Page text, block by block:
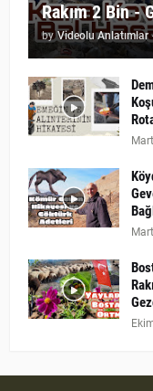
Rakım 2 Bin -
by Videolu Anlatımlar